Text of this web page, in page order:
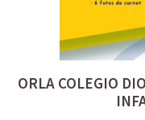
ORLA COLEGIO